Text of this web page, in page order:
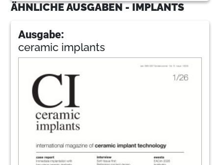
ÄHNLICHE AUSGABEN - IMPLANTS
Ausgabe:
ceramic implants